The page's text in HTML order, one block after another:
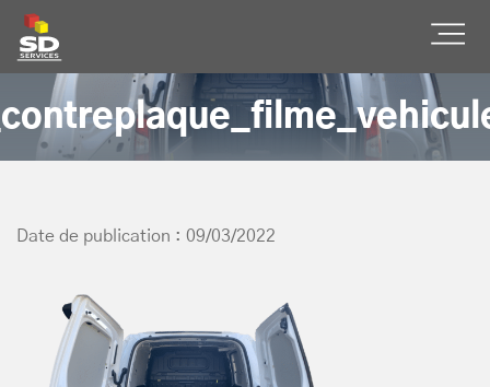
SD Services
Date de publication : 09/03/2022